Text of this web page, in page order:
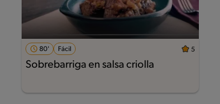
80' Fácil 5
Sobrebarriga en salsa criolla